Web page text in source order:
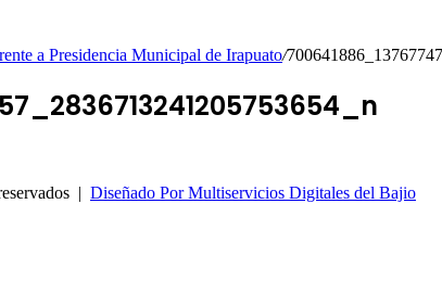
a Presidencia Municipal de Irapuato/
| Diseñado Por Multiservicios Digitales del Bajio